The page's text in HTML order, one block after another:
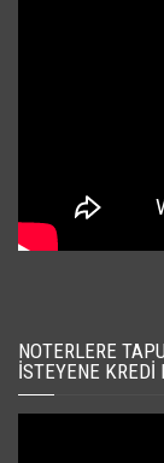
NOTERLERE
İSTEYENE KREDI